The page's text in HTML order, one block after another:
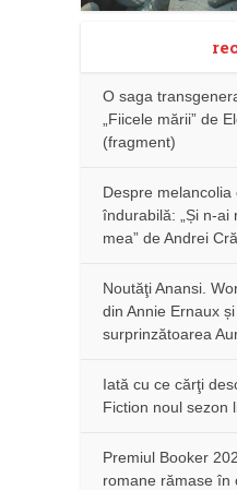
O saga
„Fiicele mării” de
(fragment)
Despre
îndurabilă: „Și n-ai
mea” de Andrei
Noutăţi Anansi.
din Annie Ernaux
surprinzătoarea
Iată cu ce cărţi
Fiction noul sezon
Premiul Booker
romane rămase în